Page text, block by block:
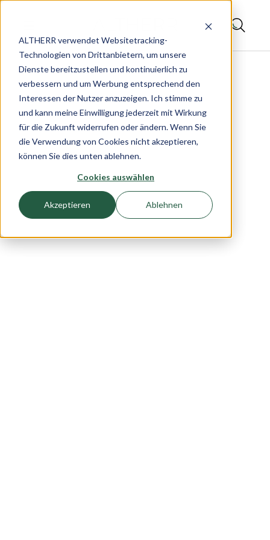
ALTHERR verwendet Websitetracking-
Technologien von Drittanbietern, um unsere
Dienste bereitzustellen und kontinuierlich zu
verbessern und um Werbung entsprechend den
Interessen der Nutzer anzuzeigen. Ich stimme zu
und kann meine Einwilligung jederzeit mit Wirkung
für die Zukunft widerrufen oder ändern. Wenn Sie
die Verwendung von Cookies nicht akzeptieren,
können Sie dies unten ablehnen.
Cookies auswählen
Akzeptieren Ablehnen